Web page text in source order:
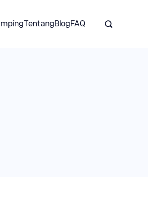
TentangBlogFAQ